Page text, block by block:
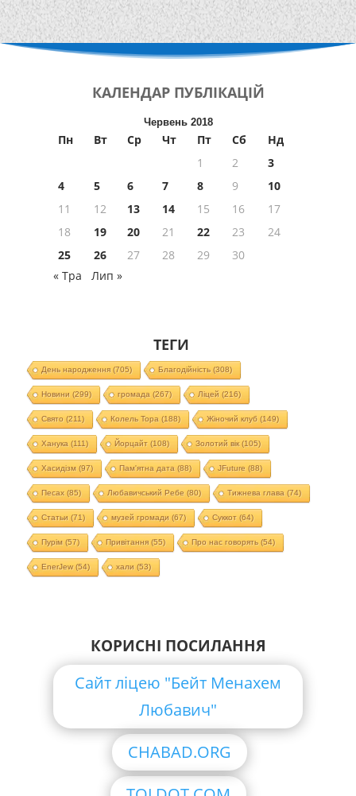
КАЛЕНДАР ПУБЛІКАЦІЙ
Червень 2018
Пн Вт Ср Чт Пт Сб
Нд
1
2
3
4
5 6 7 8 9
10
11
12 13 14 15 16
17
18
19 20 21 22 23
24
25
26 27 28 29
30
« Тра
Лип »
ТЕГИ
День народження(705) Благодійність(308)
Новини (299) громада (267) Ліцей (216)
Свято (211) Колель Тора (188) Жіночий клуб (149)
Ханука (111) Йорцайт (108) Золотий вік(105)
Хасидізм (97) Пам'ятна дата (88) JFuture (88)
Песах(85) Любавичський Ребе (80) Тижнева глава (74)
Статьи (71) музей громади (67) Суккот (64)
Пурім (57) Привітання(55) Про нас говорять(54)
EnerJew(54) хали (53)
КОРИСНІ ПОСИЛАННЯ
Сайт ліцею "Бейт Менахем
Любавич"
CHABAD.ORG